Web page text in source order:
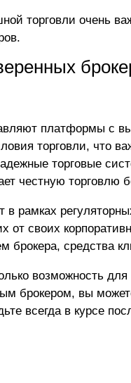
торговли очень
.
платформы с
торговли, что
торговые
честную торговлю
рамках
от своих
брокера, средства
возможность
брокером, вы
всегда в курсе